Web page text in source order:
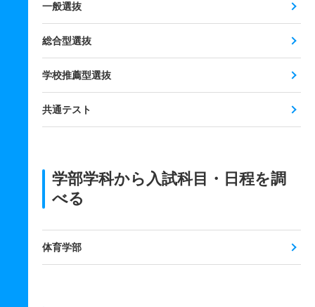
一般選抜
総合型選抜
学校推薦型選抜
共通テスト
学部学科から入試科目・日程を調
べる
体育学部